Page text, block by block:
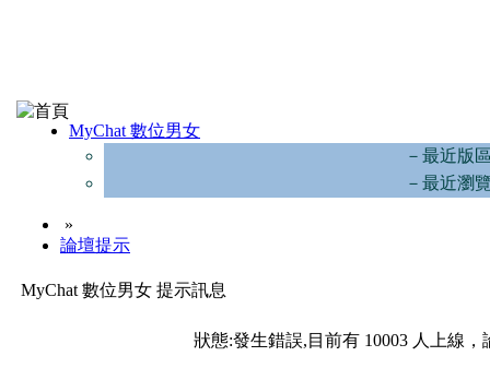
MyChat 數位男女
－最近版
－最近瀏
»
論壇提示
MyChat 數位男女 提示訊息
狀態:發生錯誤,目前有 10003 人上線